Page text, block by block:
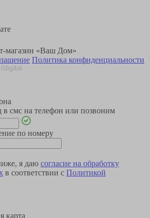
магазин «Ваш Дом»
Политика конфиденциальности
смс на телефон или позвоним
по номеру
я даю согласие на обработку
в соответствии с Политикой
карта